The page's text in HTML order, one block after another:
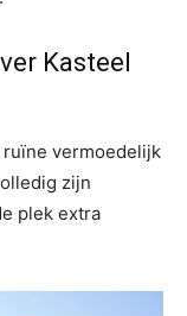
Kasteel
vermoedelijk
zijn
plek extra